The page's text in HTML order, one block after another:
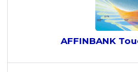
AFFINBANK